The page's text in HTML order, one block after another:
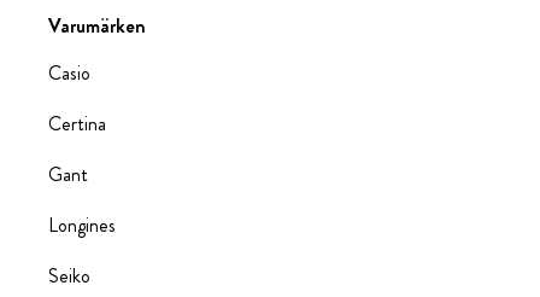
Varumärken
Casio
Certina
Gant
Longines
Seiko